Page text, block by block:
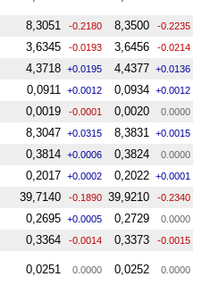
8,3051 -0.2180 8,3500 -0.2235
3,6345 -0.0193 3,6456 -0.0214
4,3718 +0.0195 4,4377 +0.0136
0,0911 +0.0012 0,0934 +0.0012
0,0019 -0.0001 0,0020 0.0000
8,3047 +0.0315 8,3831 +0.0015
0,3814 +0.0006 0,3824 0.0000
0,2017 +0.0002 0,2022 +0.0001
39,7140 -0.1890 39,9210 -0.2340
0,2695 +0.0005 0,2729 0.0000
0,3364 -0.0014 0,3373 -0.0015
0,0251 0.0000 0,0252 0.0000